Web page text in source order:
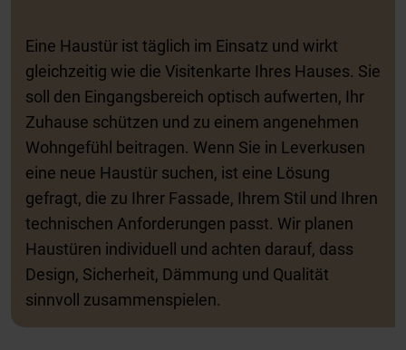
Eine Haustür ist täglich im Einsatz und wirkt
gleichzeitig wie die Visitenkarte Ihres Hauses. Sie
soll den Eingangsbereich optisch aufwerten, Ihr
Zuhause schützen und zu einem angenehmen
Wohngefühl beitragen. Wenn Sie in Leverkusen
eine neue Haustür suchen, ist eine Lösung
gefragt, die zu Ihrer Fassade, Ihrem Stil und Ihren
technischen Anforderungen passt. Wir planen
Haustüren individuell und achten darauf, dass
Design, Sicherheit, Dämmung und Qualität
sinnvoll zusammenspielen.